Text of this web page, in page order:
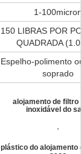
1-
150 LIBRAS POR
QUADRADA
Espelho-polimento
soprado
alojamento de filtro
inoxidável do
plástico do alojamento